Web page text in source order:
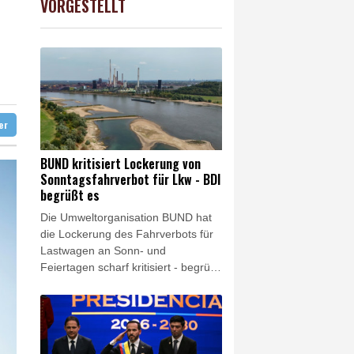
Anhalt
0.32%
VORGESTELLT
BUND kritisiert Lockerung von
Sonntagsfahrverbot für Lkw - BDI
begrüßt es
Die Umweltorganisation BUND hat
die Lockerung des Fahrverbots für
Lastwagen an Sonn- und
Feiertagen scharf kritisiert - begrüßt
Bundesverband der Deutschen
Industrie (BDI). Es sei keine
Lösung, wegen des Niedrigwassers
in Flüssen "den Schiffstransport